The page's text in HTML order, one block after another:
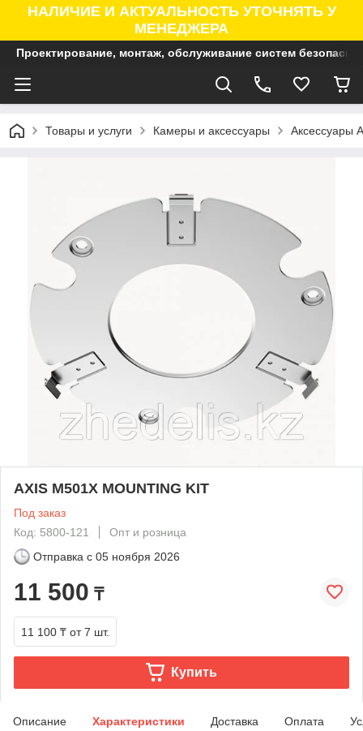
НАЛИЧИЕ И АКТУАЛЬНОСТЬ УТОЧНЯТЬ У
МЕНЕДЖЕРА
Проектирование, монтаж, обслуживание систем
Товары и услуги Камеры и аксессуары Аксессуары
AXIS M501X MOUNTING KIT
Под заказ
Код: 5800-121
Опт и розница
Отправка с 05 ноября 2026
11 500 ₸
11 100 ₸ от 7 шт.
Купить
Описание Характеристики Доставка Оплата